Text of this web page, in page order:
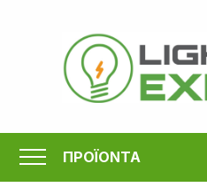
περιεχόμενο
ΠΡΟΪΟΝΤΑ